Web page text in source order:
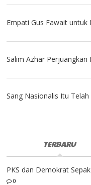
Empati Gus Fawait untuk
Salim Azhar Perjuangkan
Sang Nasionalis Itu Telah
TERBARU
PKS dan Demokrat
0